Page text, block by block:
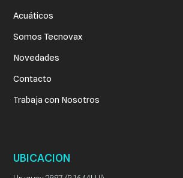
Acuáticos
Somos Tecnovax
Novedades
Contacto
Trabaja con Nosotros
UBICACION